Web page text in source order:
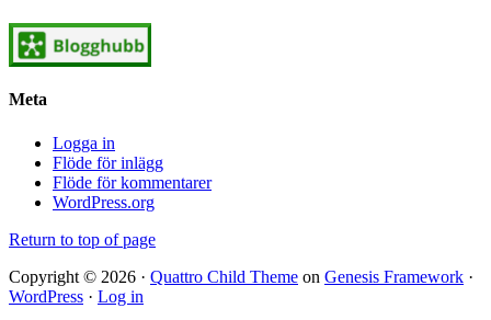
Meta
Logga in
Flöde för inlägg
Flöde för kommentarer
WordPress.org
Return to top of page
Copyright © 2026 · Quattro Child Theme on Genesis Framework ·
WordPress · Log in